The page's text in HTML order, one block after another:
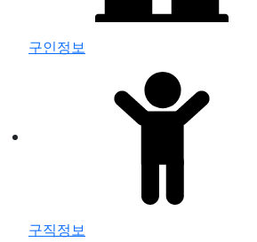
구인정보
구직정보